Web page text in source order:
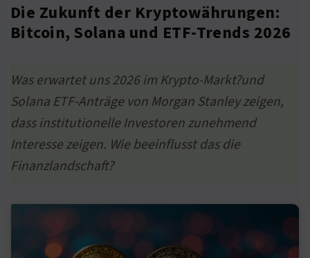
Die Zukunft der Kryptowährungen:
Bitcoin, Solana und ETF-Trends 2026
Was erwartet uns 2026 im Krypto-Markt?und
Solana ETF-Anträge von Morgan Stanley zeigen,
dass institutionelle Investoren zunehmend
Interesse zeigen. Wie beeinflusst das die
Finanzlandschaft?